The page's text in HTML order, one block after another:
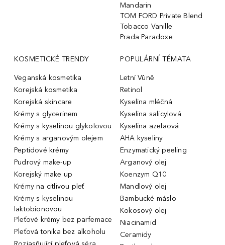
Mandarin
TOM FORD Private Blend
Tobacco Vanille
Prada Paradoxe
KOSMETICKÉ TRENDY
Veganská kosmetika
Korejská kosmetika
Korejská skincare
Krémy s glycerinem
Krémy s kyselinou glykolovou
Krémy s arganovým olejem
Peptidové krémy
Pudrový make-up
Korejský make up
Krémy na citlivou pleť
Krémy s kyselinou
laktobionovou
Pleťové krémy bez parfemace
Pleťová tonika bez alkoholu
POPULÁRNÍ TÉMATA
Letní Vůně
Retinol
Kyselina mléčná
Kyselina salicylová
Kyselina azelaová
AHA kyseliny
Enzymatický peeling
Arganový olej
Koenzym Q10
Mandlový olej
Bambucké máslo
Kokosový olej
Niacinamid
Ceramidy